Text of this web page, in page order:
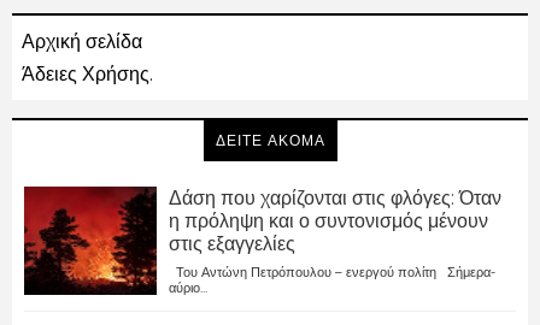
Αρχική σελίδα
Άδειες Χρήσης.
ΔΕΙΤΕ ΑΚΟΜΑ
Δάση που χαρίζονται στις φλόγες: Όταν
η πρόληψη και ο συντονισμός μένουν
στις εξαγγελίες
Του Αντώνη Πετρόπουλου – ενεργού πολίτη Σήμερα-
αύριο...